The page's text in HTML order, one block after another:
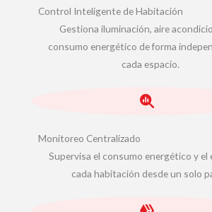
Control Inteligente de Habitación
Gestiona iluminación, aire
consumo energético de forma
cada espacio.
Monitoreo Centralizado
Supervisa el consumo energético y el
cada habitación desde un solo